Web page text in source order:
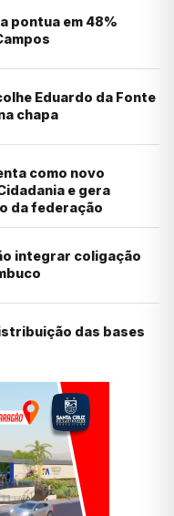
pontua em 48%
Eduardo da Fonte
chapa
como novo
e gera
da federação
integrar coligação
das bases